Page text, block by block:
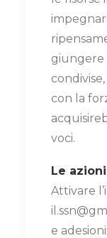
giungere
con la
voci.
Le
Attivare
e adesioni;